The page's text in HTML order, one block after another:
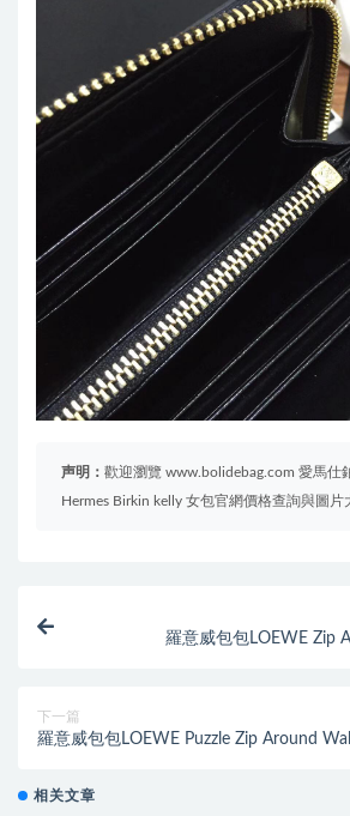
声明： 歡迎瀏覽 www.bolidebag.com 愛馬仕
Hermes Birkin kelly 女包官網價格查詢與圖片
羅意威包包LOEWE Zip
下一篇
羅意威包包LOEWE Puzzle Zip Around
相关文章